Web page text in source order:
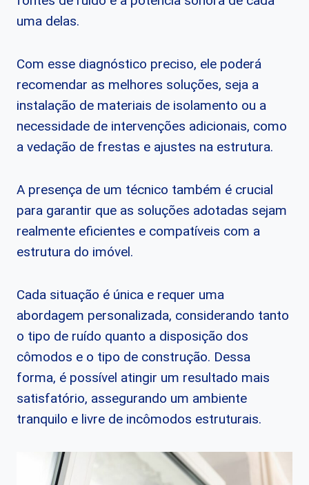
uma delas.
Com esse diagnóstico preciso, ele poderá
recomendar as melhores soluções, seja a
instalação de materiais de isolamento ou a
necessidade de intervenções adicionais, como
a vedação de frestas e ajustes na estrutura.
A presença de um técnico também é crucial
para garantir que as soluções adotadas sejam
realmente eficientes e compatíveis com a
estrutura do imóvel.
Cada situação é única e requer uma
abordagem personalizada, considerando tanto
o tipo de ruído quanto a disposição dos
cômodos e o tipo de construção. Dessa
forma, é possível atingir um resultado mais
satisfatório, assegurando um ambiente
tranquilo e livre de incômodos estruturais.